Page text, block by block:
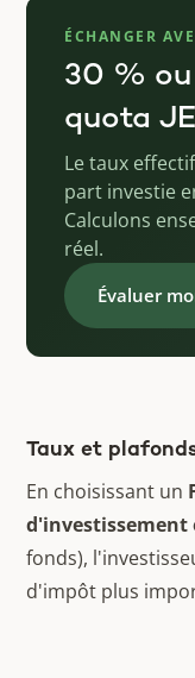
ÉCHANGER
30 %
quota
Le taux
part investie
Calculons
réel.
Évaluer
Taux et
En choisissant un
d'investissement
fonds),
d'impôt plus